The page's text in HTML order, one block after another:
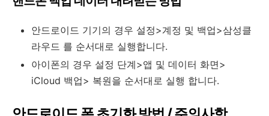
안드로이드 기기의 경우 설정>계정 및 백업>삼성클
라우드 를 순서대로 실행합니다.
아이폰의 경우 설정 단계>앱 및 데이터 화면>
iCloud 백업> 복원을 순서대로 실행 합니다.